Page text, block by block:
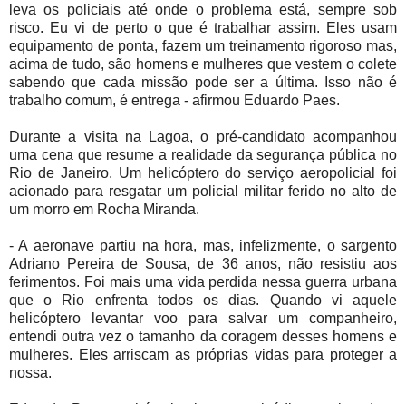
leva os policiais até onde o problema está, sempre sob
risco. Eu vi de perto o que é trabalhar assim. Eles usam
equipamento de ponta, fazem um treinamento rigoroso mas,
acima de tudo, são homens e mulheres que vestem o colete
sabendo que cada missão pode ser a última. Isso não é
trabalho comum, é entrega - afirmou Eduardo Paes.
Durante a visita na Lagoa, o pré-candidato acompanhou
uma cena que resume a realidade da segurança pública no
Rio de Janeiro. Um helicóptero do serviço aeropolicial foi
acionado para resgatar um policial militar ferido no alto de
um morro em Rocha Miranda.
- A aeronave partiu na hora, mas, infelizmente, o sargento
Adriano Pereira de Sousa, de 36 anos, não resistiu aos
ferimentos. Foi mais uma vida perdida nessa guerra urbana
que o Rio enfrenta todos os dias. Quando vi aquele
helicóptero levantar voo para salvar um companheiro,
entendi outra vez o tamanho da coragem desses homens e
mulheres. Eles arriscam as próprias vidas para proteger a
nossa.